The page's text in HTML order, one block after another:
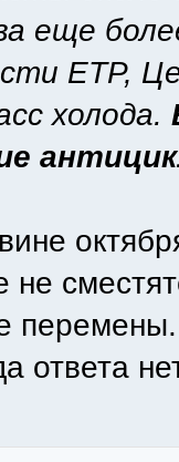
еще
ЕТР,
холода.
не
ответа